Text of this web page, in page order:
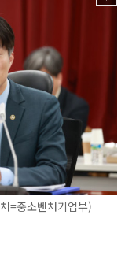
=중소벤처기업부)